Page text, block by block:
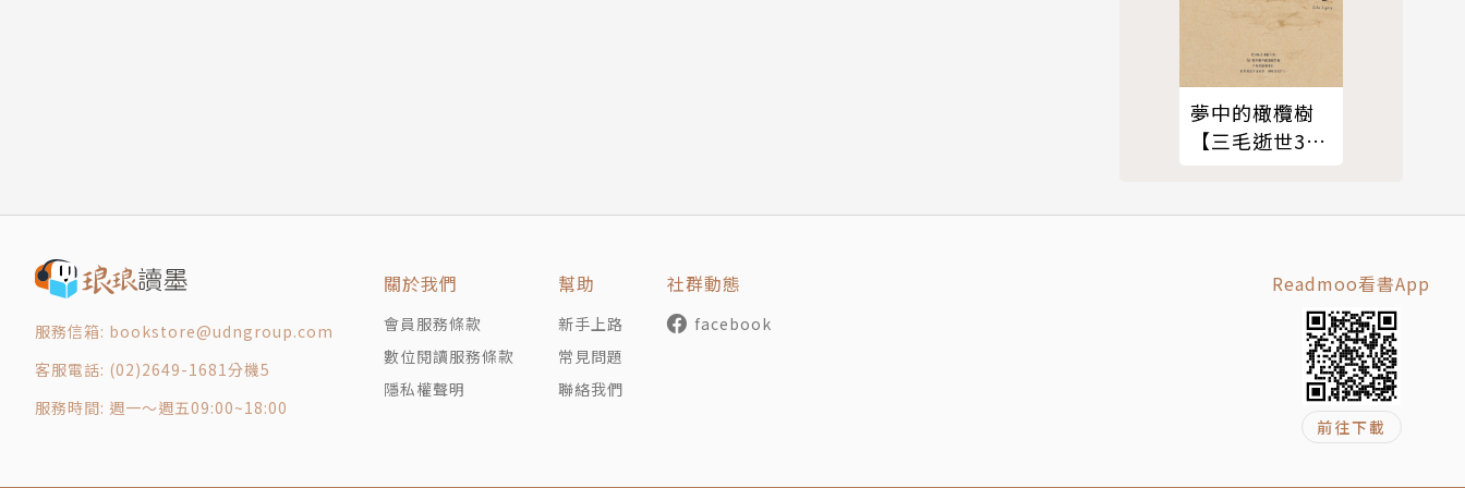
斷創新的武道，解構歷史、探索人心的鋒銳，使得黃易二十多年來武俠文學界旗手的地位屹立不墜。
第二十二章 蒙氏雙魔
第二十三章 我為卿狂
第二十四章 護花纏情
第二十六章 情場硬漢
第二十七章 山雨欲來
夢中的橄欖樹
【三毛逝世30
服務信箱: bookstore@udngroup.com
客服電話: (02)2649-1681分機5
服務時間: 週一～週五09:00~18:00
關於我們
會員服務條款
數位閱讀服務條款
隱私權聲明
幫助
新手上路
常見問題
聯絡我們
社群動態
facebook
Readmoo看書App
前往下載